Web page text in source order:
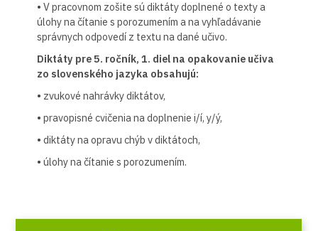
• V pracovnom zošite sú diktáty doplnené o texty a
úlohy na čítanie s porozumením a na vyhľadávanie
správnych odpovedí z textu na dané učivo.
Diktáty pre 5. ročník, 1. diel na opakovanie učiva
zo slovenského jazyka obsahujú:
• zvukové nahrávky diktátov,
• pravopisné cvičenia na doplnenie i/í, y/ý,
• diktáty na opravu chýb v diktátoch,
• úlohy na čítanie s porozumením.